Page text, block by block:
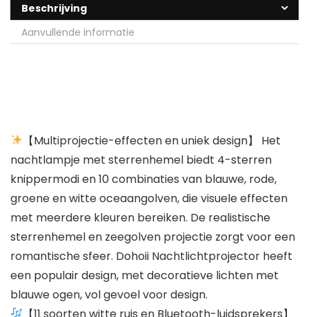
Beschrijving
Aanvullende informatie
【Multiprojectie-effecten en uniek design】 Het
nachtlampje met sterrenhemel biedt 4-sterren
knippermodi en 10 combinaties van blauwe, rode,
groene en witte oceaangolven, die visuele effecten
met meerdere kleuren bereiken. De realistische
sterrenhemel en zeegolven projectie zorgt voor een
romantische sfeer. Dohoii Nachtlichtprojector heeft
een populair design, met decoratieve lichten met
blauwe ogen, vol gevoel voor design.
【11 soorten witte ruis en Bluetooth-luidsprekers】